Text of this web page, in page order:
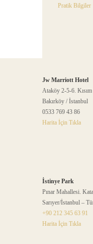
Pratik Bilgiler
Jw Marriott Hotel
Ataköy 2-5-6.
Bakırköy / İstanbul
0533 769 43 86
Harita İçin Tıkla
İstinye Park
Pınar Mahallesi.
Sarıyer/İstanbul –
+90 212 345 63 91
Harita İçin Tıkla